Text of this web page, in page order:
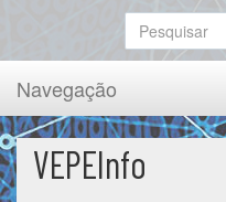
Navegação
VEPEInfo